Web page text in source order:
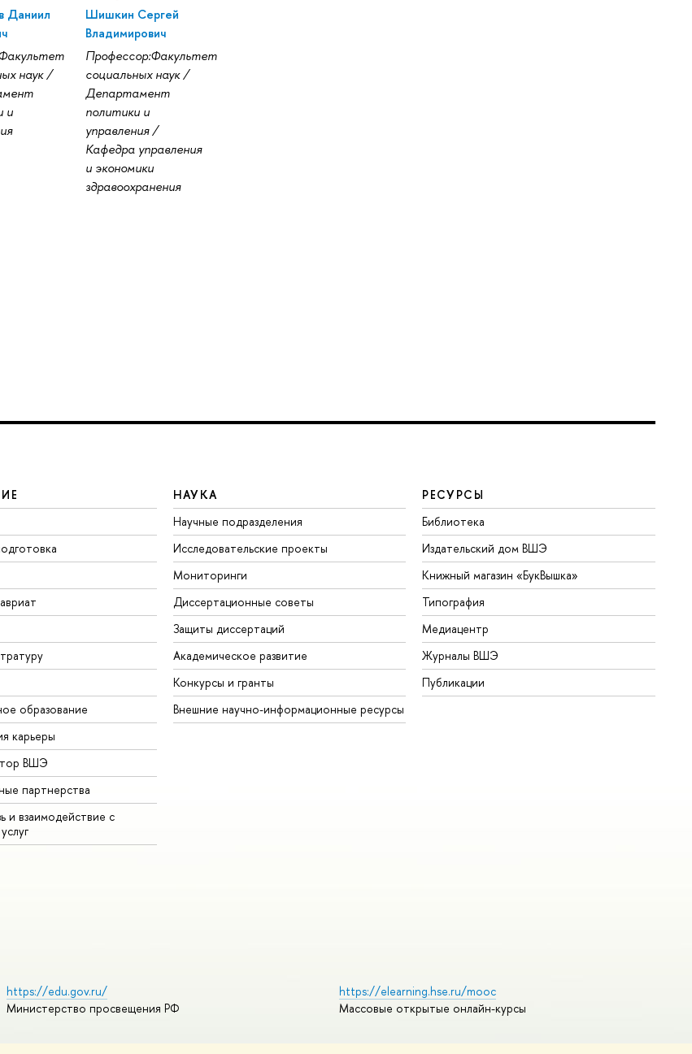
Даниил
наук /
и
Шишкин Сергей
Владимирович
Профессор:Факультет
социальных наук /
Департамент
политики и
управления /
Кафедра управления
и экономики
здравоохранения
образование
карьеры
ВШЭ
партнерства
и взаимодействие с
НАУКА
Научные подразделения
Исследовательские проекты
Мониторинги
Диссертационные советы
Защиты диссертаций
Академическое развитие
Конкурсы и гранты
Внешние научно-информационные ресурсы
РЕСУРСЫ
Библиотека
Издательский дом ВШЭ
Книжный магазин «БукВышка»
Типография
Медиацентр
Журналы ВШЭ
Публикации
https://edu.gov.ru/
Министерство просвещения РФ
https://elearning.hse.ru/mooc
Массовые открытые онлайн-курсы